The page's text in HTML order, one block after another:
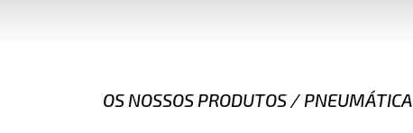
OS NOSSOS PRODUTOS / PNEUMÁTICA